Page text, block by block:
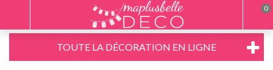
TOUTE LA DÉCORATION EN LIGNE
0